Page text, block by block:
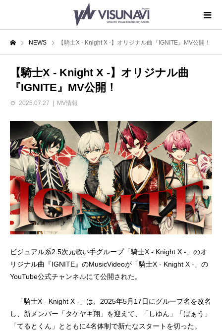
NEWS 【騎士X - Knight X -】オリジナル曲『IGNITE』MV公開！
【騎士X - Knight X -】オリジナル曲
『IGNITE』MV公開！
2025.07.27 MV情報
ビジュアル系2.5次元歌い手グループ「騎士X - Knight X -」のオ
リジナル曲『IGNITE』のMusicVideoが「騎士X - Knight X -」の
YouTube公式チャンネルにて公開された。
「騎士X - Knight X -」は、2025年5月17日にグループ名を改名
し、新メンバー「タケヤキ翔」を迎えて、「しゆん」「ばぁう」
「てるとくん」とともに4名体制で新たなスタートを切った。